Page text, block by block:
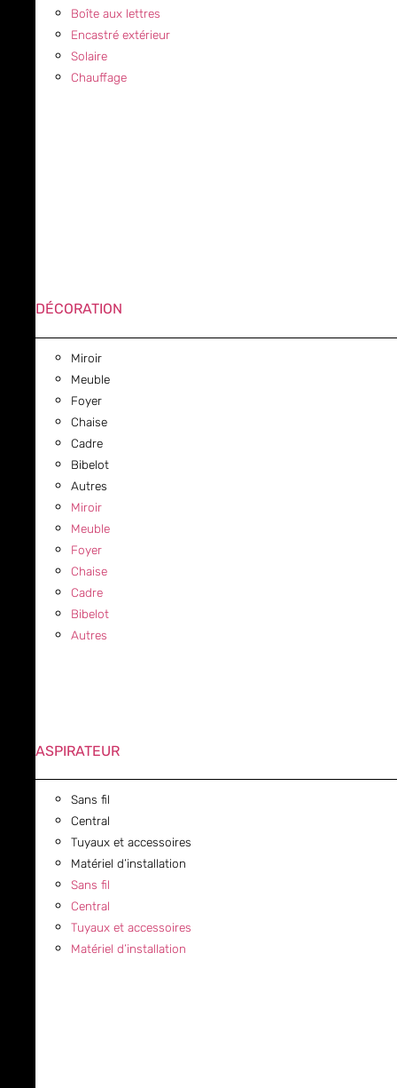
Boîte aux lettres
Encastré extérieur
Solaire
Chauffage
DÉCORATION
Miroir
Meuble
Foyer
Chaise
Cadre
Bibelot
Autres
Miroir
Meuble
Foyer
Chaise
Cadre
Bibelot
Autres
ASPIRATEUR
Sans fil
Central
Tuyaux et accessoires
Matériel d’installation
Sans fil
Central
Tuyaux et accessoires
Matériel d’installation